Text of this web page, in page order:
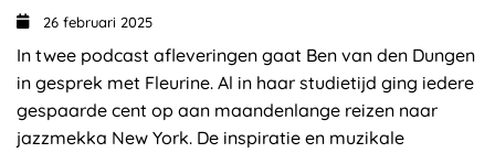
26 februari 2025
In twee podcast afleveringen gaat Ben van den Dungen
in gesprek met Fleurine. Al in haar studietijd ging iedere
gespaarde cent op aan maandenlange reizen naar
jazzmekka New York. De inspiratie en muzikale